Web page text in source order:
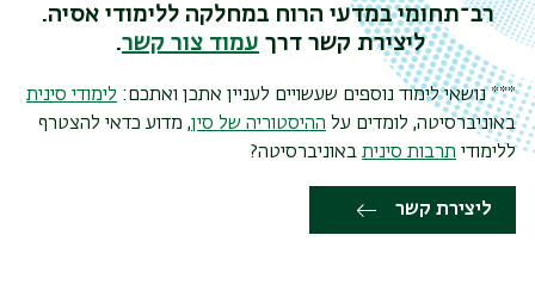
רב־תחומי במדעי הרוח במחלקה ללימודי אסיה.
ליצירת קשר דרך עמוד צור קשר.
*** נושאי לימוד נוספים שעשויים לעניין אתכן ואתכם: לימודי סינית
באוניברסיטה, לומדים על ההיסטוריה של סין, מדוע כדאי להצטרף
ללימודי תרבות סינית באוניברסיטה?
ליצירת קשר